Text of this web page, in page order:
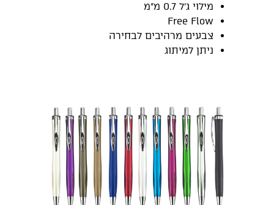
מילוי ג'ל 0.7 מ"מ
Free Flow
צבעים מרהיבים לבחירה
ניתן למיתוג